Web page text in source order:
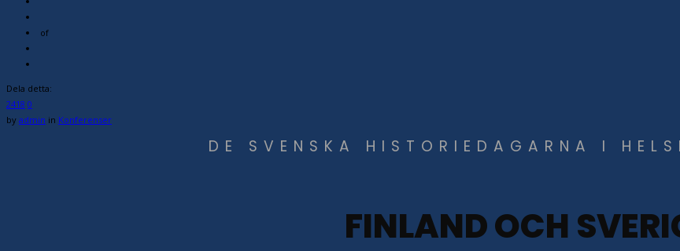
of
Dela detta:
2418 0
by admin in Konferenser
DE SVENSKA HISTORIEDAGARNA I
FINLAND OCH